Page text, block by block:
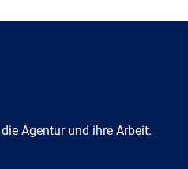
Agentur und ihre Arbeit.